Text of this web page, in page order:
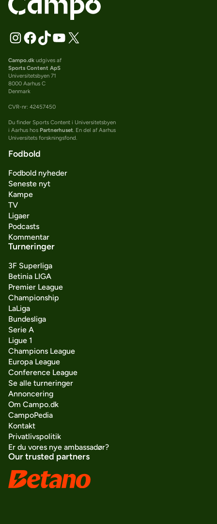
Campo.dkudgives af
Sports Content ApS
Universitetsbyen 71
8000 Aarhus C
Denmark
CVR-nr: 42457450
Du finder Sports Content i Universitetsbyen
i Aarhus hos Partnerhuset. En del af Aarhus
Universitets forskningsfond.
Fodbold
Fodbold nyheder
Seneste nyt
Kampe
TV
Ligaer
Podcasts
Kommentar
Turneringer
3F Superliga
Betinia LIGA
Premier League
Championship
LaLiga
Bundesliga
Serie A
Ligue 1
Champions League
Europa League
Conference League
Se alle turneringer
Annoncering
Om Campo.dk
CampoPedia
Kontakt
Privatlivspolitik
Er du vores nye ambassadør?
Our trusted partners